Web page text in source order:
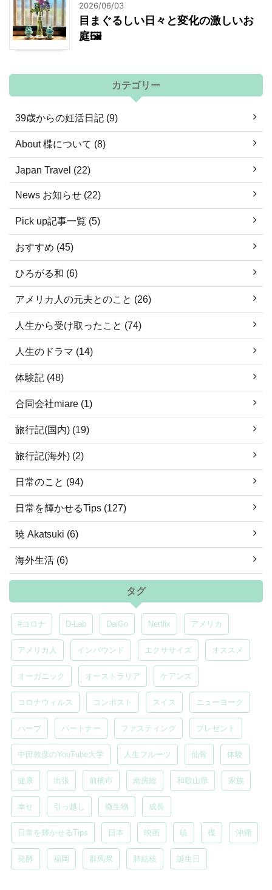
2026/06/03
目まぐるしい日々と変化の激しいお
庭🖼
カテゴリー
39歳からの妊活日記 (9)
About 楪について (8)
Japan Travel (22)
News お知らせ (22)
Pick up記事一覧 (5)
おすすめ (45)
ひろがる和 (6)
アメリカ人の元夫とのこと (26)
人生から受け取ったこと (74)
人生のドラマ (14)
体験記 (48)
合同会社miare (1)
旅行記(国内) (19)
旅行記(海外) (2)
日常のこと (94)
日常を輝かせるTips (127)
暁 Akatsuki (6)
海外生活 (6)
タグ
#コロナ D-Lab DaiGo Netflix アメリカ
アメリカ人 インバウンド エクササイズ オススメ
オーガニック オーストラリア ケアンズ
コロナウィルス コンポスト スイス ニューヨーク
ハーブ パートナー ファスティング プレゼント
中田敦彦のYouTube大学 人生フルーツ 仙骨 体験
健康 出張 前橋市 南房総 和歌山県 家族
幸せ 引っ越し 微生物 成長
日常を輝かせるTips 日本 映画 暁 楪 沖縄
発酵 福岡 群馬県 肺結核 誕生日